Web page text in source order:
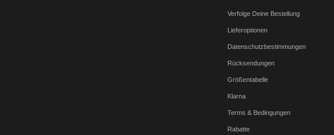
Verfolge Deine Bestellung
Lieferoptionen
Datenschutzbestimmungen
Rücksendungen
Größentabelle
Klarna
Terms & Bedingungen
Rabatte